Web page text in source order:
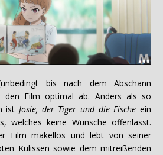
bis nach dem Abschann
den Film optimal ab. Anders als so
ist Josie, der Tiger und die Fische ein
welches keine Wünsche offenlässt.
Film makellos und lebt von seiner
Kulissen sowie dem mitreißenden